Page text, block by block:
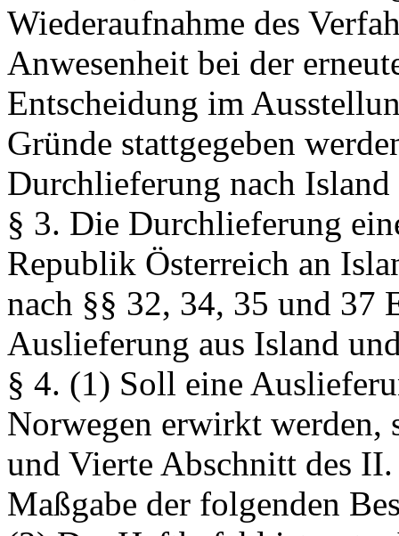
Wiederaufnahme des
Anwesenheit bei der
Entscheidung im
Gründe stattgegeben
Durchlieferung nach
§ 3. Die Durchlieferung
Republik Österreich an
nach §§ 32, 34, 35 und 37
Auslieferung aus Island
§ 4. (1) Soll eine
Norwegen erwirkt werden,
und Vierte Abschnitt des
Maßgabe der folgenden